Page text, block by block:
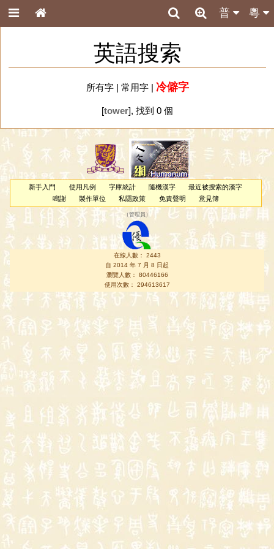
粵
普
英語搜索
所有字| 常用字| 冷僻字
[tower], 找到 0 個
新手入門 使用凡例 字庫統計 隨機漢字
最近被搜索的漢字
鳴謝
製作單位 私隱政策 免責聲明 意見簿
（管理員 ）
在線人數： 2443
自 2014 年 7 月 8 日起
瀏覽人數： 80446166
使用次數： 294613617